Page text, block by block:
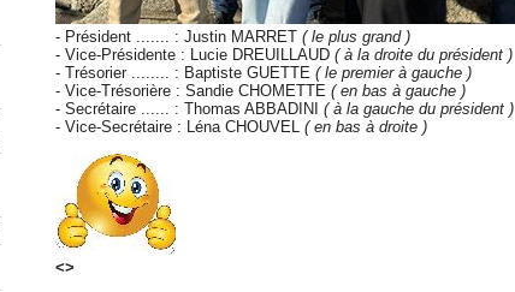
- Président ....... : Justin MARRET ( le plus grand )
- Vice-Présidente : Lucie DREUILLAUD ( à la droite du président )
- Trésorier ........ : Baptiste GUETTE ( le premier à gauche )
- Vice-Trésorière : Sandie CHOMETTE ( en bas à gauche )
- Secrétaire ...... : Thomas ABBADINI ( à la gauche du président )
- Vice-Secrétaire : Léna CHOUVEL ( en bas à droite )
<>